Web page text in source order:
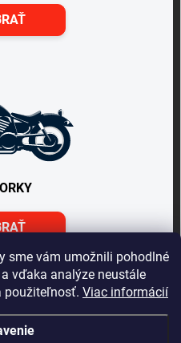
sme vám umožnili pohodlné
vďaka analýze neustále
použiteľnosť. Viac informácií
nepodávame, vek